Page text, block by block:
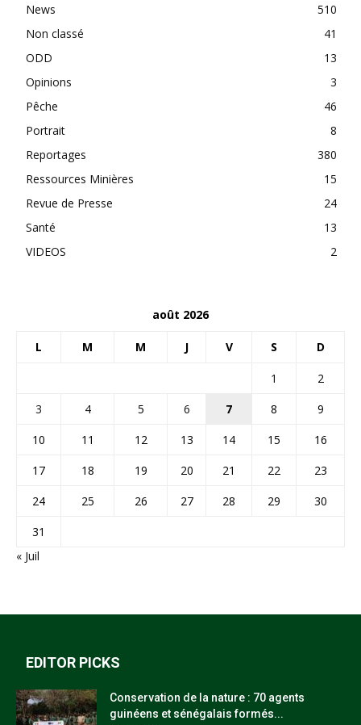
News
510
Non classé
41
ODD
13
Opinions
3
Pêche
46
Portrait
8
Reportages
380
Ressources Minières
15
Revue de Presse
24
Santé
13
VIDEOS
2
août 2026
L M M J V S D
1
2
3
4 5 6 7 8
9
10
11 12 13 14 15
16
17
18 19 20 21 22
23
24
25 26 27 28 29
30
31
« Juil
EDITOR PICKS
Conservation de la nature : 70 agents
guinéens et sénégalais formés...